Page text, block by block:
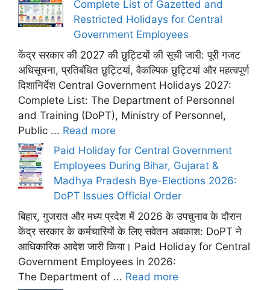
Complete List of Gazetted and
Restricted Holidays for Central
Government Employees
केंद्र सरकार की 2027 की छुट्टियों की सूची जारी: पूरी गजट
अधिसूचना, प्रतिबंधित छुट्टियां, वैकल्पिक छुट्टियां और महत्वपूर्ण
दिशानिर्देश Central Government Holidays 2027:
Complete List: The Department of Personnel
and Training (DoPT), Ministry of Personnel,
Public ... Read more
Paid Holiday for Central Government
Employees During Bihar, Gujarat &
Madhya Pradesh Bye-Elections 2026:
DoPT Issues Official Order
बिहार, गुजरात और मध्य प्रदेश में 2026 के उपचुनाव के दौरान
केंद्र सरकार के कर्मचारियों के लिए सवेतन अवकाश: DoPT ने
आधिकारिक आदेश जारी किया। Paid Holiday for Central
Government Employees in 2026:
The Department of ... Read more